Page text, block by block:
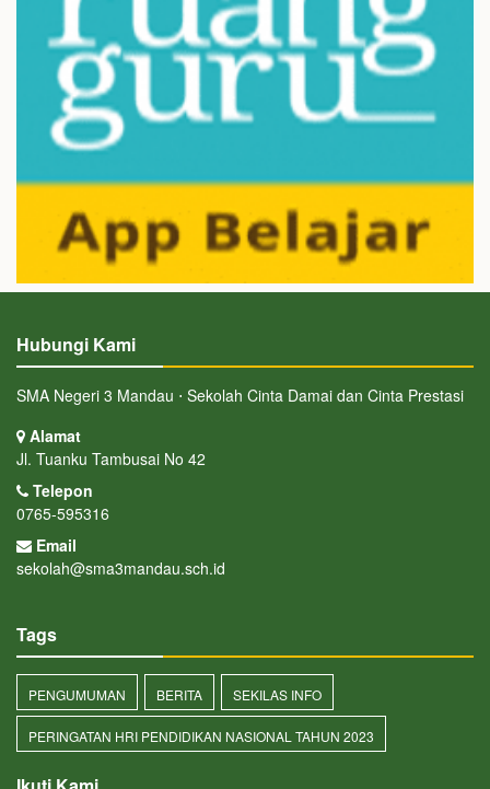
Hubungi Kami
SMA Negeri 3 Mandau ⋅ Sekolah Cinta Damai dan Cinta Prestasi
Alamat
Jl. Tuanku Tambusai No 42
Telepon
0765-595316
Email
sekolah@sma3mandau.sch.id
Tags
PENGUMUMAN BERITA SEKILAS INFO
PERINGATAN HRI PENDIDIKAN NASIONAL TAHUN 2023